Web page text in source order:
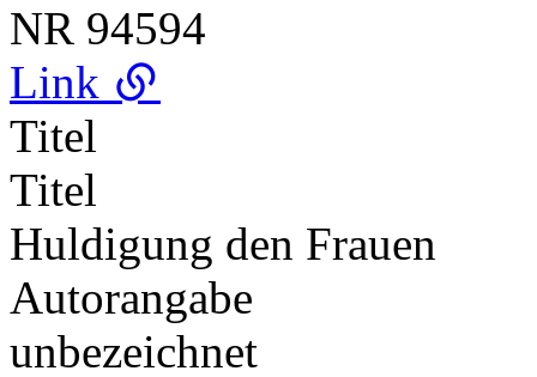
NR 94594
Link
Titel
Titel
Huldigung den Frauen
Autorangabe
unbezeichnet